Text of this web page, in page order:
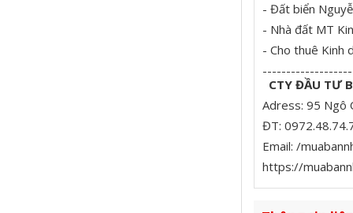
- Đất biển
- Nhà đất MT
- Cho thuê Kinh
CTY ĐẦU TƯ
Adress: 95 Ngô
ĐT:
Email: /
https://